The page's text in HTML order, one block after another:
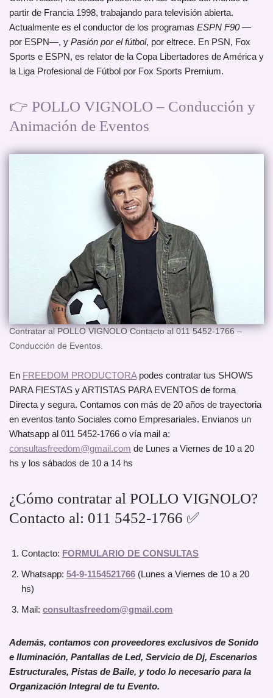
partir de Francia 1998, trabajando para televisión abierta.
Actualmente es el conductor de los programas ESPN F90—
por ESPN—, y Pasión por el fútbol, por eltrece. En PSN, Fox
Sports e ESPN, es relator de la Copa Libertadores de América y
la Liga Profesional de Fútbol por Fox Sports Premium.
👉 POLLO VIGNOLO – Conducción y
Animación de Eventos
Contratar al POLLO VIGNOLO Contacto al 011 5452-1766 –
Conducción de Eventos.
En FREEDOM PRODUCTORApodes contratar tus SHOWS
PARA FIESTAS y ARTISTAS PARA EVENTOS de forma
Directa y segura. Contamos con más de 20 años de trayectoria
en eventos tanto Sociales como Empresariales. Envianos un
Whatsapp al 011 5452-1766 o vía mail a:
consultasfreedom@gmail.com de Lunes a Viernes de 10 a 20
hs y los sábados de 10 a 14 hs
¿Cómo contratar al POLLO VIGNOLO?
Contacto al: 011 5452-1766 ✅
Contacto: FORMULARIO DE CONSULTAS
Whatsapp: 54-9-1154521766 (Lunes a Viernes de 10 a 20
hs)
Mail: consultasfreedom@gmail.com
Además, contamos con proveedores exclusivos de Sonido
e Iluminación, Pantallas de Led, Servicio de Dj, Escenarios
Estructurales, Pistas de Baile, y todo lo necesario para la
Organización Integral de tu Evento.